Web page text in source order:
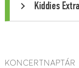
Kiddies
KONCERTNAPTÁR